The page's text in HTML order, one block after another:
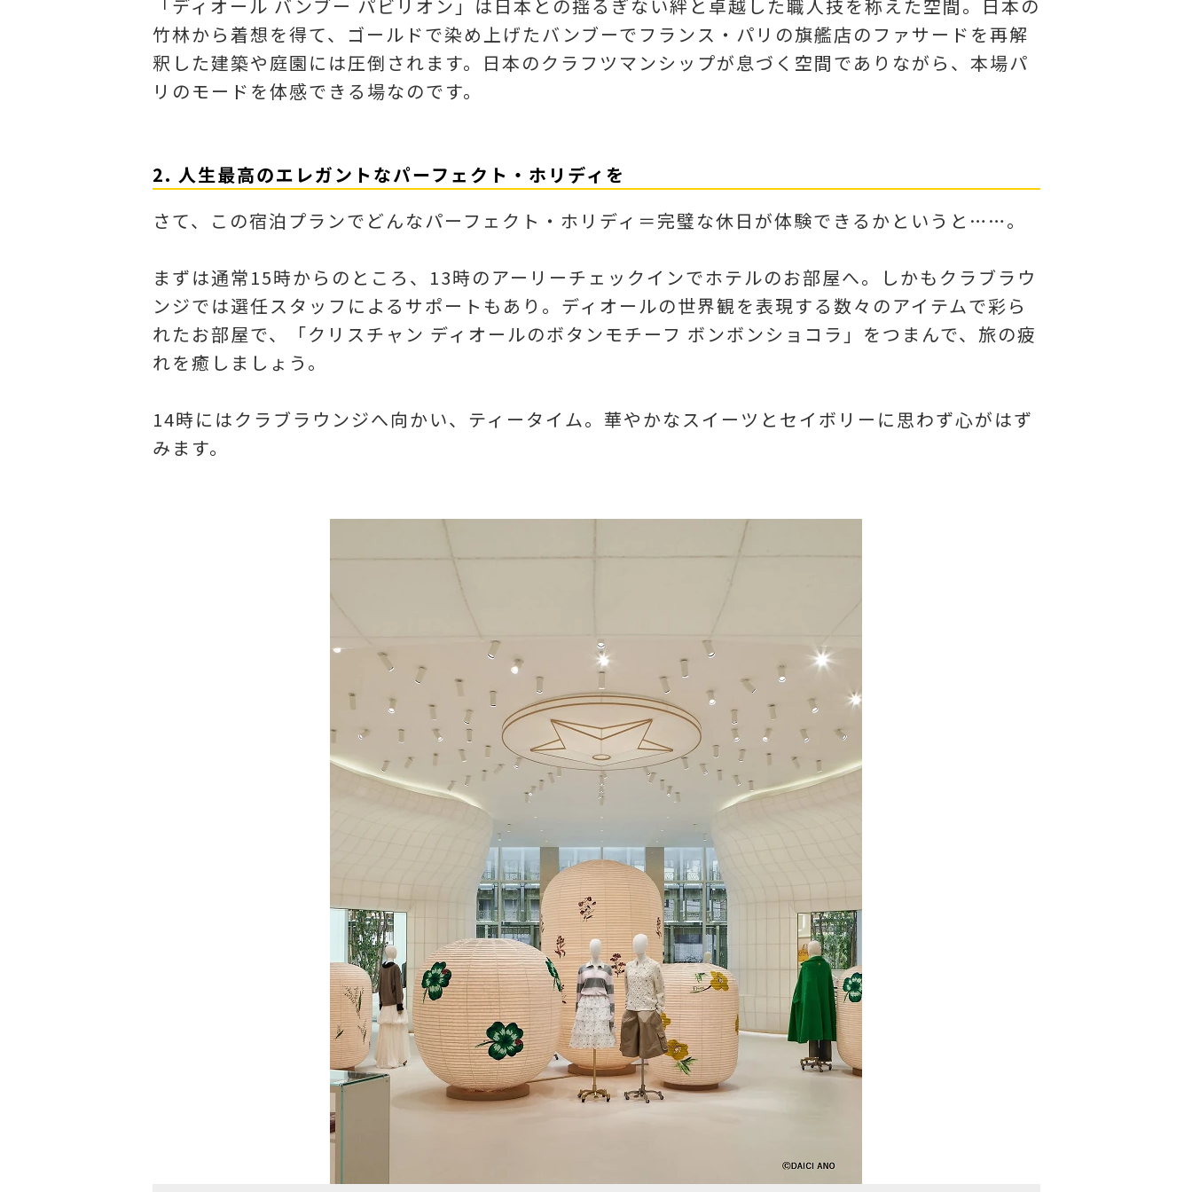
「ディオール バンブー パビリオン」は日本との揺るぎない絆と卓越した職人技を称えた空間。日本の
竹林から着想を得て、ゴールドで染め上げたバンブーでフランス・パリの旗艦店のファサードを再解
釈した建築や庭園には圧倒されます。日本のクラフツマンシップが息づく空間でありながら、本場パ
リのモードを体感できる場なのです。
2. 人生最高のエレガントなパーフェクト・ホリディを
さて、この宿泊プランでどんなパーフェクト・ホリディ＝完璧な休日が体験できるかというと……。
まずは通常15時からのところ、13時のアーリーチェックインでホテルのお部屋へ。しかもクラブラウ
ンジでは選任スタッフによるサポートもあり。ディオールの世界観を表現する数々のアイテムで彩ら
れたお部屋で、「クリスチャン ディオールのボタンモチーフ ボンボンショコラ」をつまんで、旅の疲
れを癒しましょう。
14時にはクラブラウンジへ向かい、ティータイム。華やかなスイーツとセイボリーに思わず心がはず
みます。